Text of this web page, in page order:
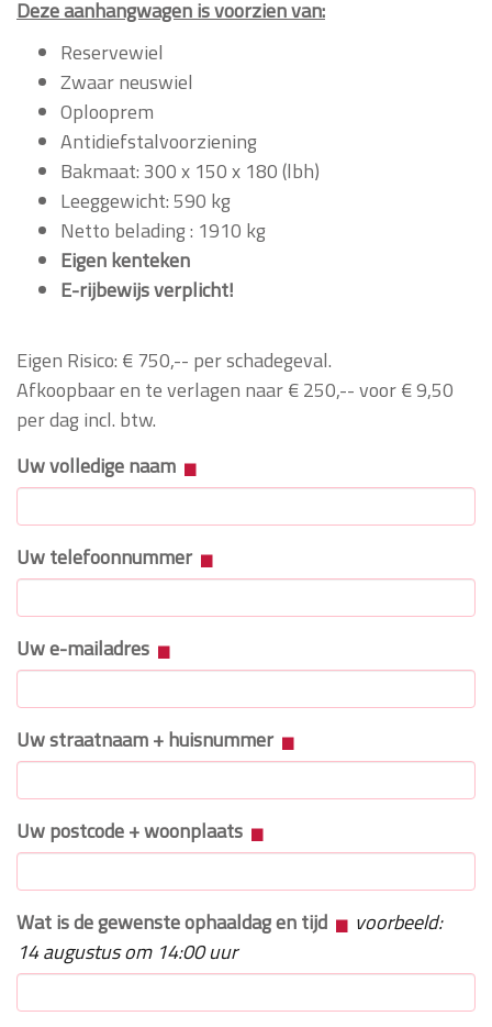
Deze aanhangwagen is voorzien van:
Reservewiel
Zwaar neuswiel
Oplooprem
Antidiefstalvoorziening
Bakmaat: 300 x 150 x 180 (lbh)
Leeggewicht: 590 kg
Netto belading : 1910 kg
Eigen kenteken
E-rijbewijs verplicht!
Eigen Risico: € 750,-- per schadegeval.
Afkoopbaar en te verlagen naar € 250,-- voor € 9,50
per dag incl. btw.
Uw volledige naam
Uw telefoonnummer
Uw e-mailadres
Uw straatnaam + huisnummer
Uw postcode + woonplaats
Wat is de gewenste ophaaldag en tijd
voorbeeld:
14 augustus om 14:00 uur